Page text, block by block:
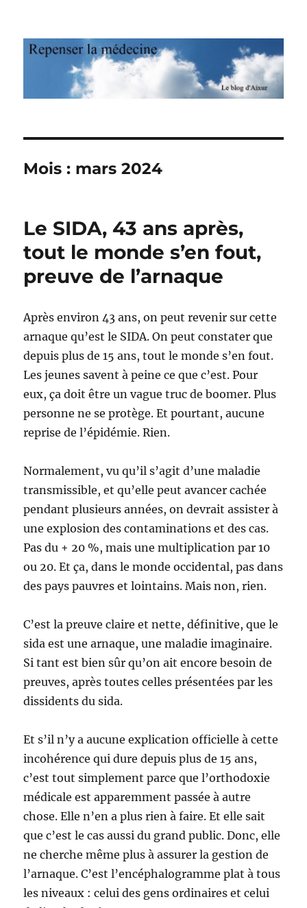
Repenser la médecine
Mois : mars 2024
Le SIDA, 43 ans après,
tout le monde s’en fout,
preuve de l’arnaque
Après environ 43 ans, on peut revenir sur cette
arnaque qu’est le SIDA. On peut constater que
depuis plus de 15 ans, tout le monde s’en fout.
Les jeunes savent à peine ce que c’est. Pour
eux, ça doit être un vague truc de boomer. Plus
personne ne se protège. Et pourtant, aucune
reprise de l’épidémie. Rien.
Normalement, vu qu’il s’agit d’une maladie
transmissible, et qu’elle peut avancer cachée
pendant plusieurs années, on devrait assister à
une explosion des contaminations et des cas.
Pas du + 20 %, mais une multiplication par 10
ou 20. Et ça, dans le monde occidental, pas dans
des pays pauvres et lointains. Mais non, rien.
C’est la preuve claire et nette, définitive, que le
sida est une arnaque, une maladie imaginaire.
Si tant est bien sûr qu’on ait encore besoin de
preuves, après toutes celles présentées par les
dissidents du sida.
Et s’il n’y a aucune explication officielle à cette
incohérence qui dure depuis plus de 15 ans,
c’est tout simplement parce que l’orthodoxie
médicale est apparemment passée à autre
chose. Elle n’en a plus rien à faire. Et elle sait
que c’est le cas aussi du grand public. Donc, elle
ne cherche même plus à assurer la gestion de
l’arnaque. C’est l’encéphalogramme plat à tous
les niveaux : celui des gens ordinaires et celui